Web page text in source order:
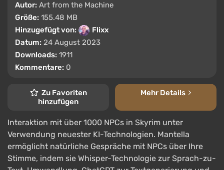
Autor: Art from the Machine
Größe: 155.48 MB
Hinzugefügt von:
Flixx
Datum: 24 August 2023
Downloads: 1911
Kommentare: 0
Zu Favoriten
hinzufügen
Mehr Details
Interaktion mit über 1000 NPCs in Skyrim unter
Verwendung neuester KI-Technologien. Mantella
ermöglicht natürliche Gespräche mit NPCs über Ihre
Stimme, indem sie Whisper-Technologie zur Sprach-zu-